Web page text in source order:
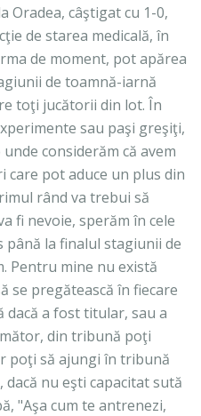
Oradea, câştigat cu 1-0,
de starea medicală, în
de moment, pot apărea
de toamnă-iarnă
toţi jucătorii din lot. În
sau paşi greşiţi,
considerăm că avem
care pot aduce un plus din
rând va trebui să
fi nevoie, sperăm în cele
până la finalul stagiunii de
Pentru mine nu există
se pregătească în fiecare
dacă a fost titular, sau a
din tribună poţi
poţi să ajungi în tribună
nu eşti capacitat sută
"Aşa cum te antrenezi,